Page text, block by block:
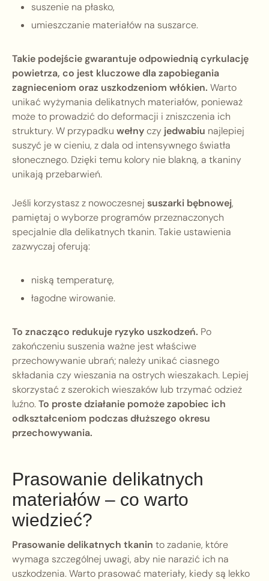
suszenie na płasko,
umieszczanie materiałów na suszarce.
Takie podejście gwarantuje odpowiednią cyrkulację
powietrza, co jest kluczowe dla zapobiegania
zagnieceniom oraz uszkodzeniom włókien. Warto
unikać wyżymania delikatnych materiałów, ponieważ
może to prowadzić do deformacji i zniszczenia ich
struktury. W przypadku wełnyczy jedwabiu najlepiej
suszyć je w cieniu, z dala od intensywnego światła
słonecznego. Dzięki temu kolory nie blakną, a tkaniny
unikają przebarwień.
Jeśli korzystasz z nowoczesnej suszarki bębnowej,
pamiętaj o wyborze programów przeznaczonych
specjalnie dla delikatnych tkanin. Takie ustawienia
zazwyczaj oferują:
niską temperaturę,
łagodne wirowanie.
To znacząco redukuje ryzyko uszkodzeń. Po
zakończeniu suszenia ważne jest właściwe
przechowywanie ubrań; należy unikać ciasnego
składania czy wieszania na ostrych wieszakach. Lepiej
skorzystać z szerokich wieszaków lub trzymać odzież
luźno.To proste działanie pomoże zapobiec ich
odkształceniom podczas dłuższego okresu
przechowywania.
Prasowanie delikatnych
materiałów – co warto
wiedzieć?
Prasowanie delikatnych tkanin to zadanie, które
wymaga szczególnej uwagi, aby nie narazić ich na
uszkodzenia. Warto prasować materiały, kiedy są lekko